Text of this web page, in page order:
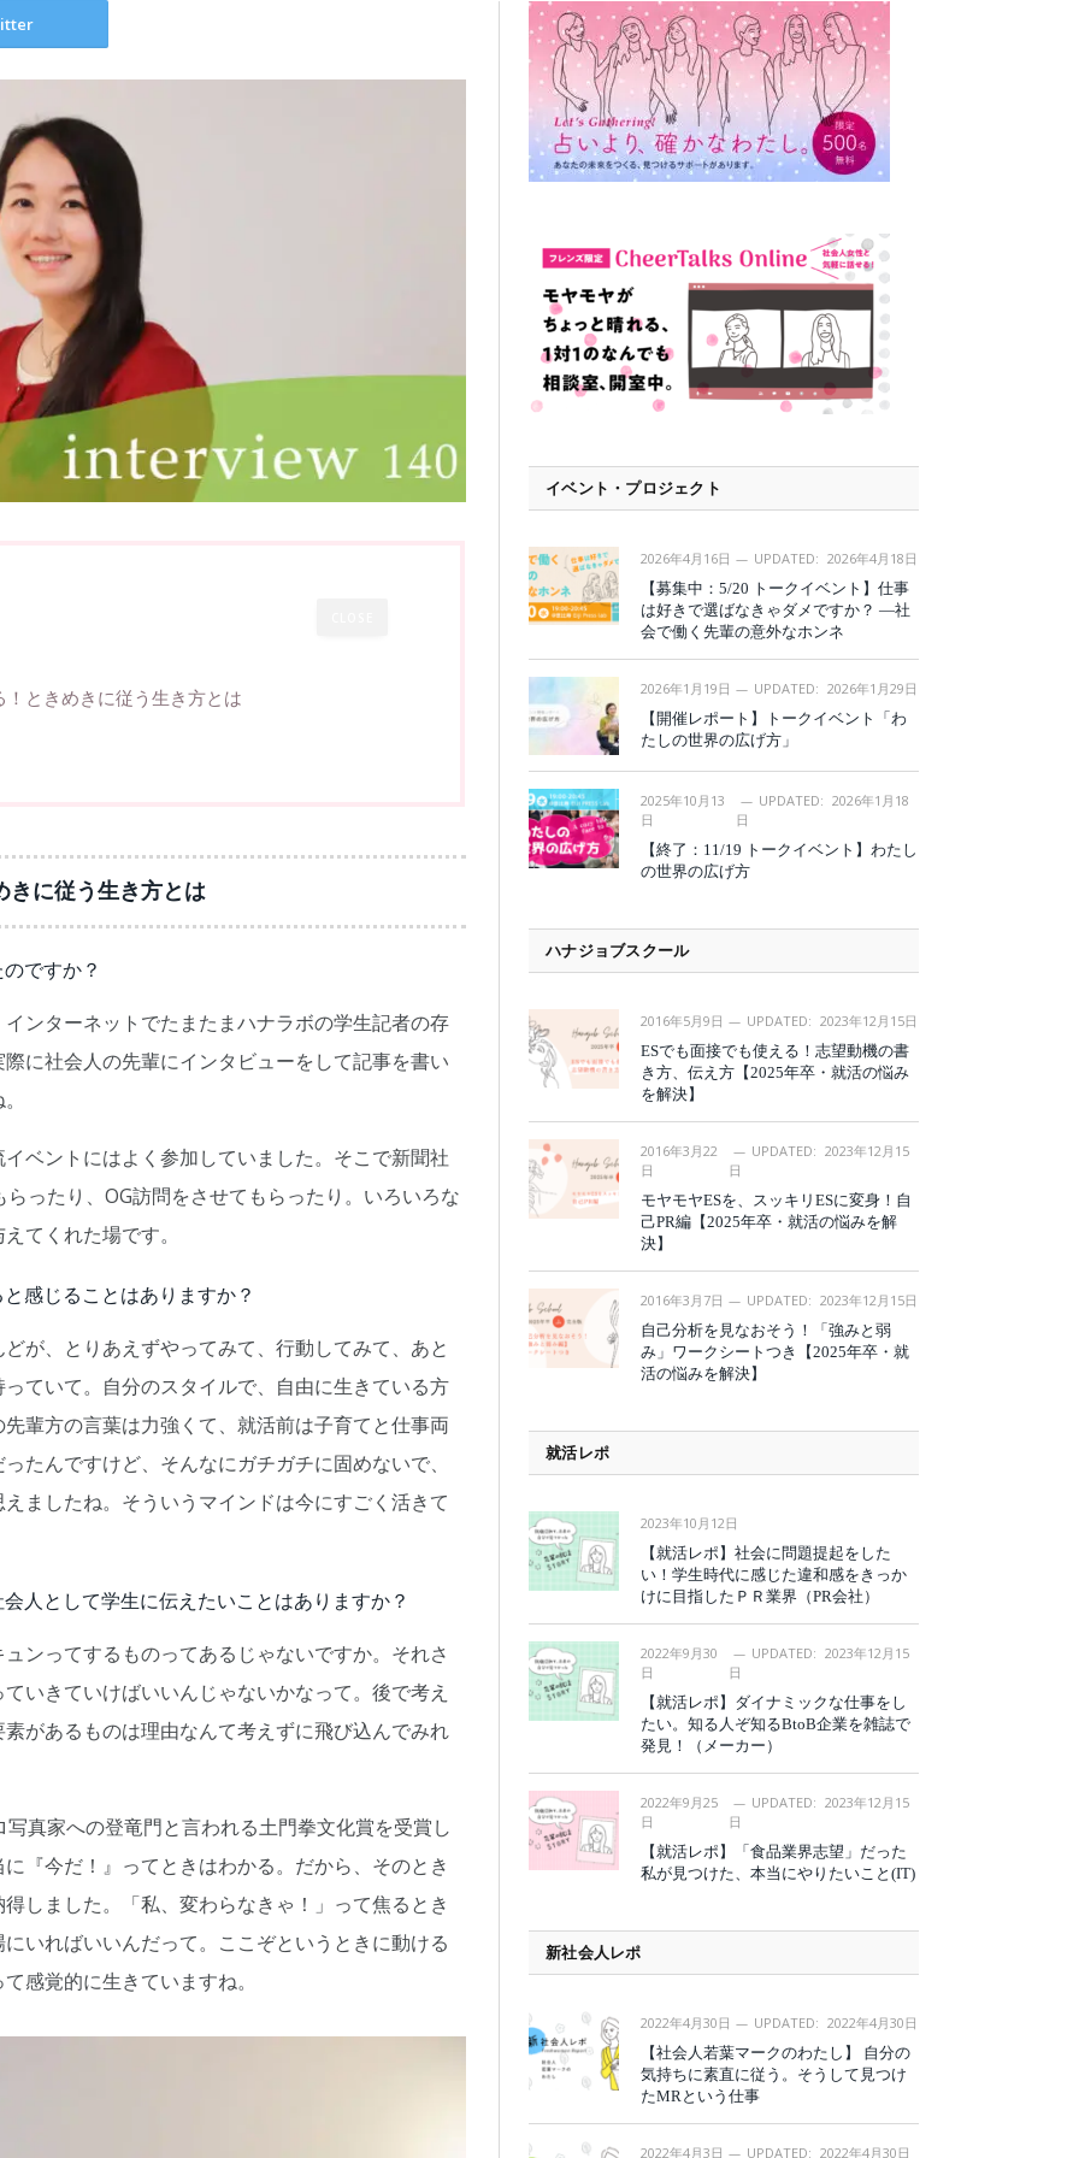
ときめきに従う生き方とは
きに従う生き方とは
ですか？
ンターネットでたまたまハナラボの学生記者の存
に社会人の先輩にインタビューをして記事を書い
ベントにはよく参加していました。そこで新聞社
ったり、OG訪問をさせてもらったり。いろいろな
てくれた場です。
感じることはありますか？
が、とりあえずやってみて、行動してみて、あと
ていて。自分のスタイルで、自由に生きている方
輩方の言葉は力強くて、就活前は子育てと仕事両
たんですけど、そんなにガチガチに固めないで、
ましたね。そういうマインドは今にすごく活きて
人として学生に伝えたいことはありますか？
ンってするものってあるじゃないですか。それさ
いきていけばいいんじゃないかなって。後で考え
があるものは理由なんて考えずに飛び込んでみれ
真家への登竜門と言われる土門拳文化賞を受賞し
『今だ！』ってときはわかる。だから、そのとき
しました。「私、変わらなきゃ！」って焦るとき
いればいいんだって。ここぞというときに動ける
感覚的に生きていますね。
イベント・プロジェクト
2026年4月16日 UPDATED: 2026年4月18日
【募集中：5/20 トークイベント】仕事
は好きで選ばなきゃダメですか？ —社
会で働く先輩の意外なホンネ
2026年1月19日 UPDATED: 2026年1月29日
【開催レポート】トークイベント「わ
たしの世界の広げ方」
2025年10月13
日
UPDATED: 2026年1月18
日
【終了：11/19 トークイベント】わたし
の世界の広げ方
ハナジョブスクール
2016年5月9日 UPDATED: 2023年12月15日
ESでも面接でも使える！志望動機の書
き方、伝え方【2025年卒・就活の悩み
を解決】
2016年3月22
日
UPDATED: 2023年12月15
日
モヤモヤESを、スッキリESに変身！自
己PR編【2025年卒・就活の悩みを解
決】
2016年3月7日 UPDATED: 2023年12月15日
自己分析を見なおそう！「強みと弱
み」ワークシートつき【2025年卒・就
活の悩みを解決】
就活レポ
2023年10月12日
【就活レポ】社会に問題提起をした
い！学生時代に感じた違和感をきっか
けに目指したＰＲ業界（PR会社）
2022年9月30
日
UPDATED: 2023年12月15
日
【就活レポ】ダイナミックな仕事をし
たい。知る人ぞ知るBtoB企業を雑誌で
発見！（メーカー）
2022年9月25
日
UPDATED: 2023年12月15
日
【就活レポ】「食品業界志望」だった
私が見つけた、本当にやりたいこと(IT)
新社会人レポ
2022年4月30日 UPDATED: 2022年4月30日
【社会人若葉マークのわたし】 自分の
気持ちに素直に従う。そうして見つけ
たMRという仕事
2022年4月3日 UPDATED: 2022年4月30日